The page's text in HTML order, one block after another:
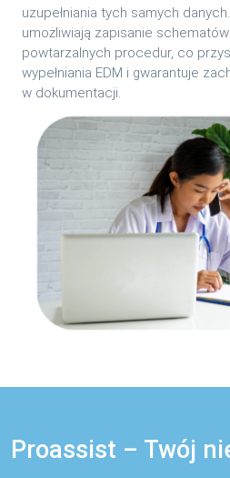
uzupełniania tych samych
umożliwiają zapisanie
powtarzalnych procedur, co
wypełniania EDM i gwarantuje
w dokumentacji.
Proassist – Twój